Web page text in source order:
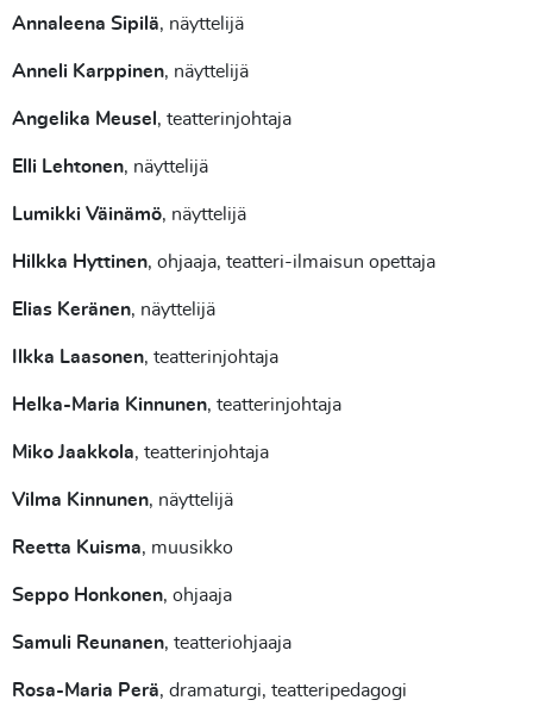
Annaleena Sipilä, näyttelijä
Anneli Karppinen, näyttelijä
Angelika Meusel , teatterinjohtaja
Elli Lehtonen, näyttelijä
Lumikki Väinämö, näyttelijä
Hilkka Hyttinen, ohjaaja, teatteri-ilmaisun opettaja
Elias Keränen, näyttelijä
Ilkka Laasonen, teatterinjohtaja
Helka-Maria Kinnunen, teatterinjohtaja
Miko Jaakkola, teatterinjohtaja
Vilma Kinnunen, näyttelijä
Reetta Kuisma, muusikko
Seppo Honkonen, ohjaaja
Samuli Reunanen, teatteriohjaaja
Rosa-Maria Perä, dramaturgi, teatteripedagogi